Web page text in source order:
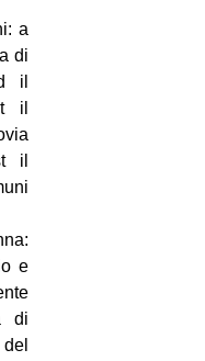
a
di
il
il
il
e
di